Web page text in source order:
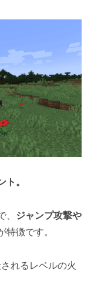
ト。
、 ジャンプ攻撃や
特徴です。
れるレベルの火